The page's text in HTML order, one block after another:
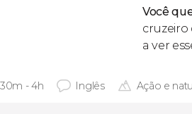
Você
cruzeiro
a ver
- 4h Inglês Ação e